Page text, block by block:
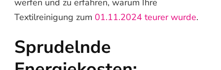
werfen und zu erfahren, warum Ihre
Textilreinigung zum 01.11.2024 teurer wurde.
Sprudelnde